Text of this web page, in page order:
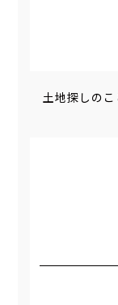
土地探しの